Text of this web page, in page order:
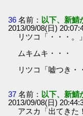
36 名前： 以下、新鯖
2013/09/08(日)
リツコ「・・・。」
ムキムキ・・・
リツコ「嘘つき・
37 名前： 以下、新鯖
2013/09/08(日)
アスカ「出てきた